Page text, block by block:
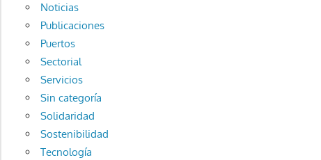
Noticias
Publicaciones
Puertos
Sectorial
Servicios
Sin categoría
Solidaridad
Sostenibilidad
Tecnología